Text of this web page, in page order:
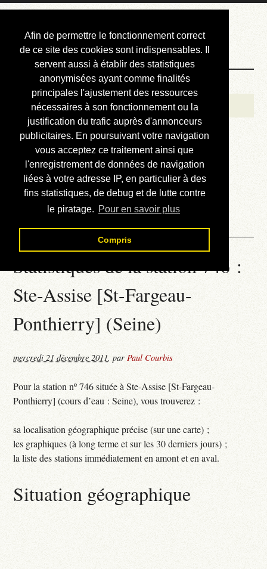
Afin de permettre le fonctionnement correct
de ce site des cookies sont indispensables. Il
servent aussi à établir des statistiques
anonymisées ayant comme finalités
principales l'ajustement des ressources
nécessaires à son fonctionnement ou la
justification du trafic auprès d'annonceurs
publicitaires. En poursuivant votre navigation
vous acceptez ce traitement ainsi que
l'enregistrement de données de navigation
liées à votre adresse IP, en particulier à des
fins statistiques, de debug et de lutte contre
le piratage. Pour en savoir plus
Compris
Courbis, « LE »
Blog Officiel
Bienvenue
Réalisations
Divers (et d’été)
Annonces
Liens externes
Téléchargement
Contact
Statistiques de la station 746 :
Ste-Assise [St-Fargeau-
Ponthierry] (Seine)
mercredi 21 décembre 2011,parPaul Courbis
Pour la station nº 746 située à Ste-Assise [St-Fargeau-
Ponthierry] (cours d’eau : Seine), vous trouverez :
sa localisation géographique précise (sur une carte) ;
les graphiques (à long terme et sur les 30 derniers jours) ;
la liste des stations immédiatement en amont et en aval.
Situation géographique